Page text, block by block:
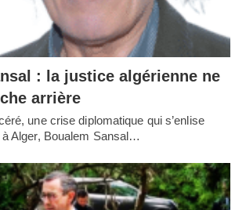
: la justice algérienne ne
arrière
une crise diplomatique qui s’enlise
Alger, Boualem Sansal…